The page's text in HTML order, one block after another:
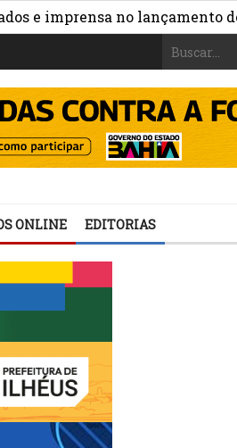
no lançamento do
ONLINE EDITORIAS